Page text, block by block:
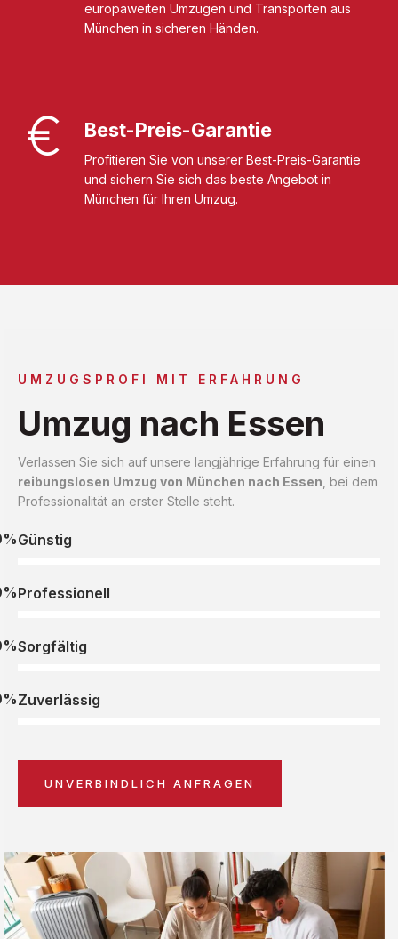
europaweiten Umzügen und Transporten aus
München in sicheren Händen.
Best-Preis-Garantie
Profitieren Sie von unserer Best-Preis-Garantie
und sichern Sie sich das beste Angebot in
München für Ihren Umzug.
UMZUGSPROFI MIT ERFAHRUNG
Umzug nach Essen
Verlassen Sie sich auf unsere langjährige Erfahrung für einen
reibungslosen Umzug von München nach Essen , bei dem
Professionalität an erster Stelle steht.
Günstig
Professionell
Sorgfältig
Zuverlässig
UNVERBINDLICH ANFRAGEN